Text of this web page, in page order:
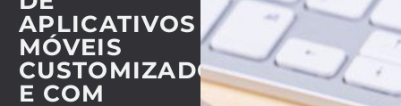
APLICATIVOS
MÓVEIS
CUSTOMIZADOS
E COM